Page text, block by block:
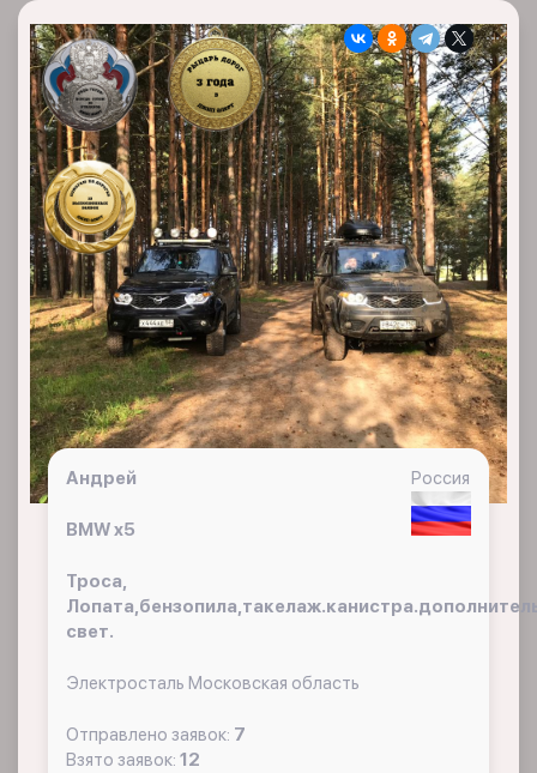
Россия
Андрей
BMW x5
Троса,
свет.
Электросталь Московская область
Отправлено заявок: 7
Взято заявок: 12